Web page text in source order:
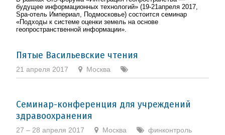
будущее информационных технологий» (19-21 апреля 2017,
Spa-отель Империал, Подмосковье) состоится семинар
«Подходы к системе оценки земель на основе
геопространственной информации».
Пятые Васильевские чтения
21 апреля 2017 Москва
Семинар-конференция для учреждений
здравоохранения
27 – 28 апреля 2017 Москва финконтроль